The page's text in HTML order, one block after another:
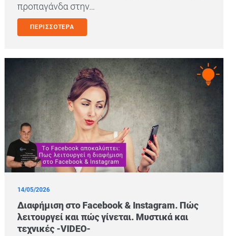
προπαγάνδα στην…
ΠΕΡΙΣΣΟΤΕΡΑ
14/05/2026
Διαφήμιση στο Facebook & Instagram. Πώς
λειτουργεί και πώς γίνεται. Μυστικά και
τεχνικές -VIDEO-